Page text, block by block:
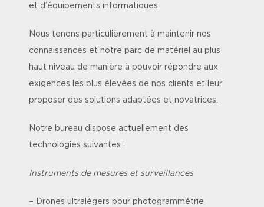
et d’équipements informatiques.
Nous tenons particulièrement à maintenir nos
connaissances et notre parc de matériel au plus
haut niveau de manière à pouvoir répondre aux
exigences les plus élevées de nos clients et leur
proposer des solutions adaptées et novatrices.
Notre bureau dispose actuellement des
technologies suivantes :
Instruments de mesures et surveillances
– Drones ultralégers pour photogrammétrie